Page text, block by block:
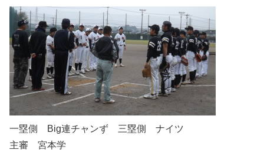
一塁側 Big連チャンず 三塁側 ナイツ
主審 宮本学